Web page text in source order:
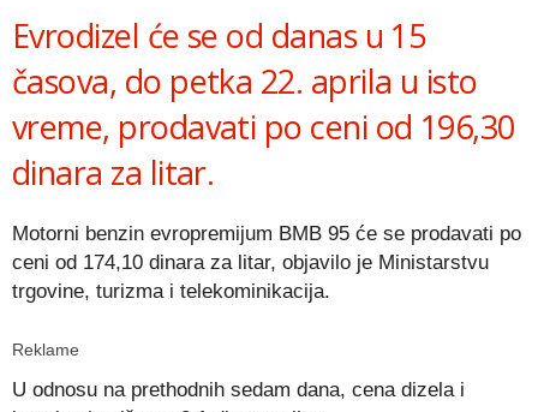
Evrodizel će se od danas u 15
časova, do petka 22. aprila u isto
vreme, prodavati po ceni od 196,30
dinara za litar.
Motorni benzin evropremijum BMB 95 će se prodavati po
ceni od 174,10 dinara za litar, objavilo je Ministarstvu
trgovine, turizma i telekominikacija.
Reklame
U odnosu na prethodnih sedam dana, cena dizela i